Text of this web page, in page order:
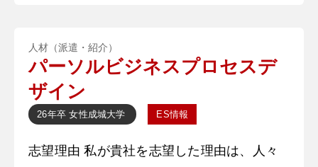
問】 なぜ○○課程を履修しているのですか？
【深堀質問回答】 入学前から教育学部では
ないですが、自分の学部で免許を取得できる
ことを知っていて、将来の選択肢を広げるた
め
人材（派遣・紹介）
パーソルビジネスプロセスデ
ザイン
26年卒 女性成城大学 ES情報
志望理由 私が貴社を志望した理由は、人々